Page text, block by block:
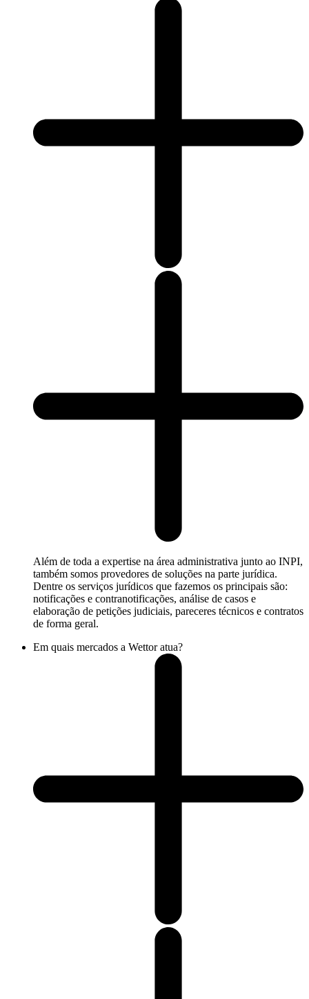
Além de toda a expertise na área administrativa junto ao INPI,
também somos provedores de soluções na parte jurídica.
Dentre os serviços jurídicos que fazemos os principais são:
notificações e contranotificações, análise de casos e
elaboração de petições judiciais, pareceres técnicos e contratos
de forma geral.
Em quais mercados a Wettor atua?